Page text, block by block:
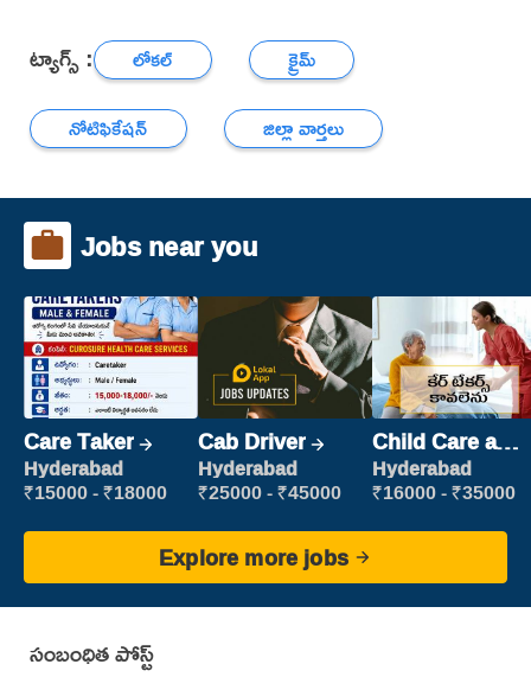
ట్యాగ్స్ : లోకల్
క్రైమ్
నోటిఫికేషన్
జిల్లా వార్తలు
Jobs near you
Care Taker
Hyderabad
₹15000 - ₹18000
Cab Driver
Hyderabad
₹25000 - ₹45000
Child Care and
Patient care
Hyderabad
₹16000 - ₹35000
Explore more jobs
సంబంధిత పోస్ట్